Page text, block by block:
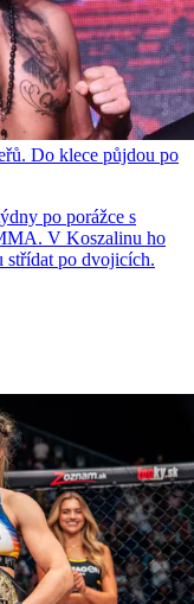
Do klece půjdou po
po porážce s
V Koszalinu ho
střídat po dvojicích.